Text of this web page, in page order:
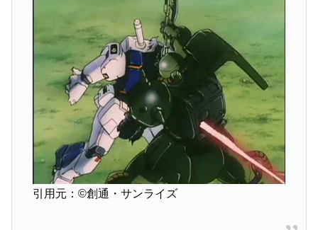
引用元：©創通・サンライズ